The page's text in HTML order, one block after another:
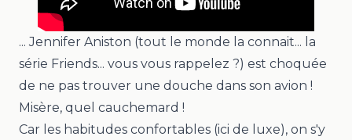
... Jennifer Aniston (tout le monde la connait... la
série Friends... vous vous rappelez ?) est choquée
de ne pas trouver une douche dans son avion !
Misère, quel cauchemard !
Car les habitudes confortables (ici de luxe), on s'y